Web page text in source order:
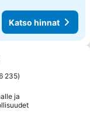
Katso hinnat
235
ja